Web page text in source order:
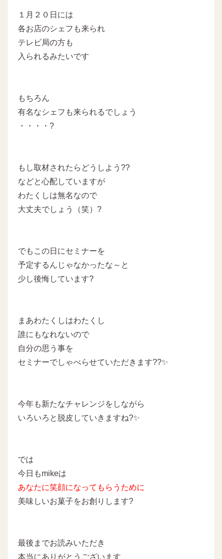
１月２０日には
各お店のシェフも来られ
テレビ局の方も
入られるみたいです
もちろん
有名なシェフも来られるでしょう
・・・・?
もし取材されたらどうしよう??
などと心配していますが
わたくしは無名なので
大丈夫でしょう（笑）?
でもこの日にセミナーを
予定するんじゃなかったな～と
少し後悔しています?
まあわたくしはわたくし
誰にもなれないので
自分の思う事を
セミナーでしゃべらせていただきます??✨
今年も新たなチャレンジをしながら
いろいろと脱皮していきますね?✨
では
今日もmikeは
あなたに笑顔になってもらうために
美味しいお菓子をお創りします?
最後までお読みいただき
本当にありがとうございます